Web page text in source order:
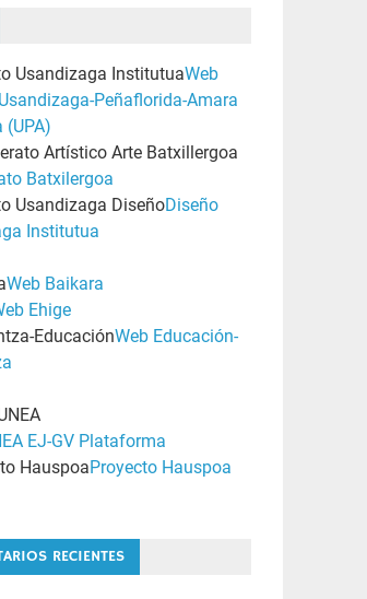
Web
Peñaflorida-Amara
(UPA)
Batxilergoa
Diseño
Institutua
Web Baikara
Ehige
Web Educación-
EJ-GV Plataforma
Proyecto Hauspoa
RECIENTES